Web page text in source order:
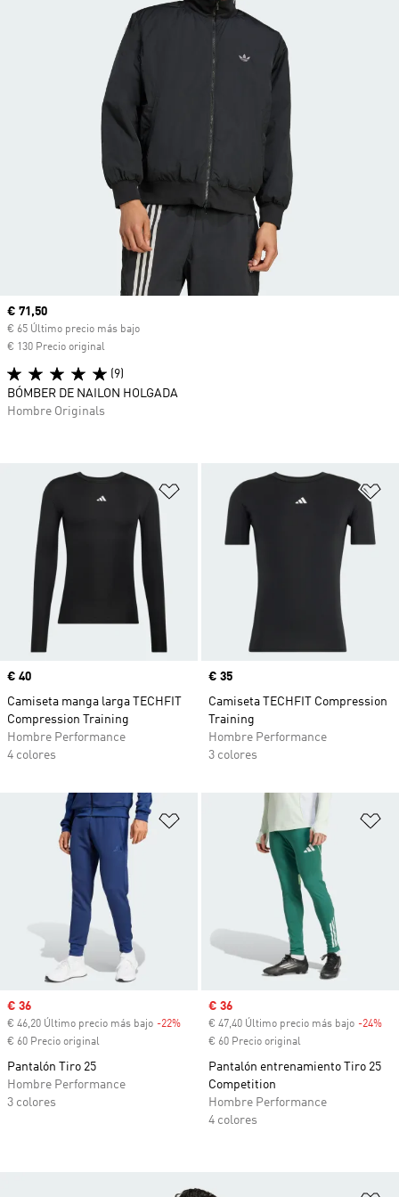
Añadir a la lista de deseos
Precio
€ 40
Camiseta manga larga TECHFIT
Compression Training
Hombre Performance
4 colores
Precio
€ 35
Camiseta TECHFIT Compression
Training
Hombre Performance
3 colores
Añadir a la lista de deseos
Precio de venta
€ 36
€ 46,20 Último precio más bajo -22% Descuento
€ 60 Precio original
Pantalón Tiro 25
Hombre Performance
3 colores
Precio de venta
€ 36
€ 47,40 Último precio más bajo -24%
€ 60 Precio original
Pantalón entrenamiento Tiro 25
Competition
Hombre Performance
4 colores
Precio actual
€ 71,50
€ 65 Último precio más bajo
€ 130 Precio original
(9)
BÓMBER DE NAILON HOLGADA
Hombre Originals